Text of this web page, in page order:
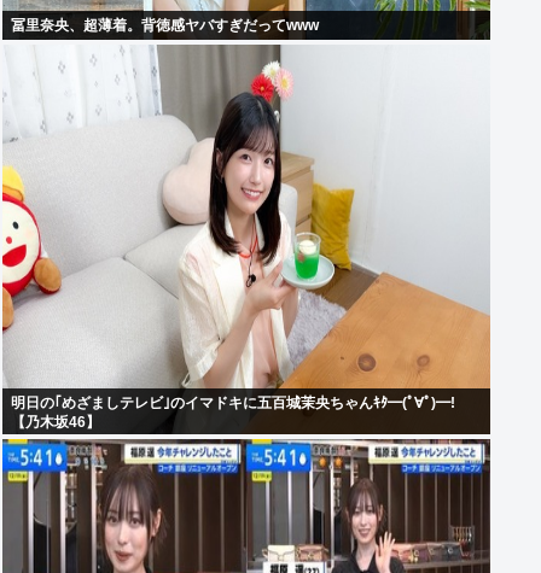
冨里奈央、超薄着。背徳感ヤバすぎだってwww
明日の｢めざましテレビ｣のイマドキに五百城茉央ちゃんｷﾀ━(ﾟ∀ﾟ)━!
【乃木坂46】